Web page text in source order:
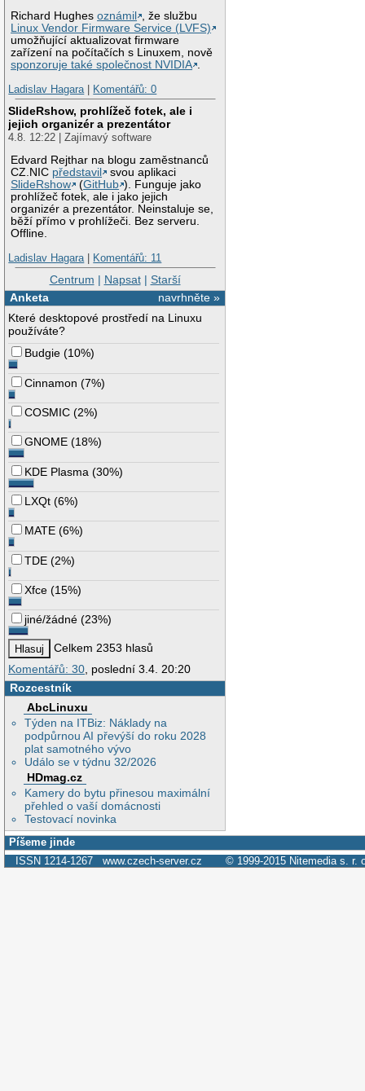
Richard Hughesoznámil
, že službu
Linux Vendor Firmware Service (LVFS)
umožňující aktualizovat firmware
zařízení na počítačích s Linuxem, nově
sponzoruje také společnost NVIDIA .
Ladislav Hagara| Komentářů: 0
SlideRshow, prohlížeč fotek, ale i
jejich organizér a prezentátor
4.8. 12:22 | Zajímavý software
Edvard Rejthar na blogu zaměstnanců
CZ.NIC představil
svou aplikaci
SlideRshow
(GitHub ). Funguje jako
prohlížeč fotek, ale i jako jejich
organizér a prezentátor. Neinstaluje se,
běží přímo v prohlížeči. Bez serveru.
Offline.
Ladislav Hagara| Komentářů: 11
Centrum | Napsat| Starší
navrhněte »
Anketa
Které desktopové prostředí na Linuxu
používáte?
Budgie (10%)
Cinnamon (7%)
COSMIC (2%)
GNOME (18%)
KDE Plasma (30%)
LXQt (6%)
MATE (6%)
TDE (2%)
Xfce (15%)
jiné/žádné (23%)
Celkem 2353 hlasů
Komentářů: 30 , poslední 3.4. 20:20
Rozcestník
AbcLinuxu
Týden na ITBiz: Náklady na
podpůrnou AI převýší do roku 2028
plat samotného vývo
Událo se v týdnu 32/2026
HDmag.cz
Kamery do bytu přinesou maximální
přehled o vaší domácnosti
Testovací novinka
Píšeme jinde
ISSN 1214-1267 www.czech-server.cz © 1999-2015 Nitemedia s. r.